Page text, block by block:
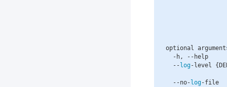
optional
- h , -- help
--log-level {
--no-log-file